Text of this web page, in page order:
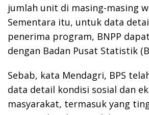
jumlah unit di masing-masing
Sementara itu, untuk data
penerima program, BNPP
dengan Badan Pusat Statistik
Sebab, kata Mendagri, BPS
data detail kondisi sosial dan
masyarakat, termasuk yang